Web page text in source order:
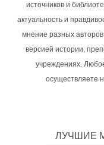
источников и
актуальность и
мнение разных
версией истории,
учреждениях.
осуществляете
ЛУЧШИЕ